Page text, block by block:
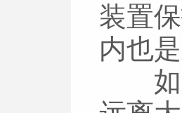
装置
内也
如果